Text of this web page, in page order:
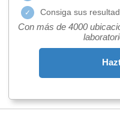
Consiga sus
Con más de 4000